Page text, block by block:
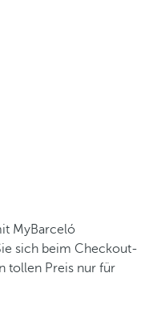
MyBarceló
sich beim Checkout-
tollen Preis nur für